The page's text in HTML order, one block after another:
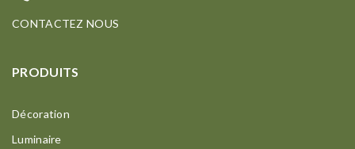
CONTACTEZ NOUS
PRODUITS
Décoration
Luminaire